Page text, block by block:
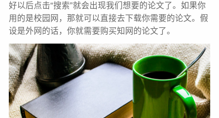
好以后点击“搜索”就会出现我们想要的论文了。如果你
用的是校园网，那就可以直接去下载你需要的论文。假
设是外网的话，你就需要购买知网的论文了。